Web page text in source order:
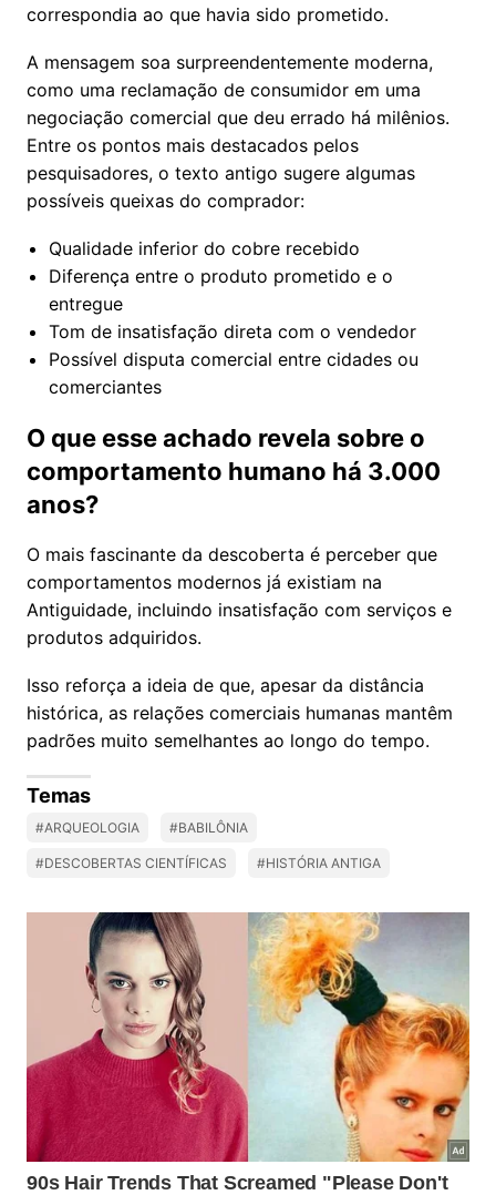
correspondia ao que havia sido prometido.
A mensagem soa surpreendentemente moderna,
como uma reclamação de consumidor em uma
negociação comercial que deu errado há milênios.
Entre os pontos mais destacados pelos
pesquisadores, o texto antigo sugere algumas
possíveis queixas do comprador:
Qualidade inferior do cobre recebido
Diferença entre o produto prometido e o
entregue
Tom de insatisfação direta com o vendedor
Possível disputa comercial entre cidades ou
comerciantes
O que esse achado revela sobre o
comportamento humano há 3.000
anos?
O mais fascinante da descoberta é perceber que
comportamentos modernos já existiam na
Antiguidade, incluindo insatisfação com serviços e
produtos adquiridos.
Isso reforça a ideia de que, apesar da distância
histórica, as relações comerciais humanas mantêm
padrões muito semelhantes ao longo do tempo.
Temas
#ARQUEOLOGIA #BABILÔNIA
#DESCOBERTAS CIENTÍFICAS #HISTÓRIA ANTIGA